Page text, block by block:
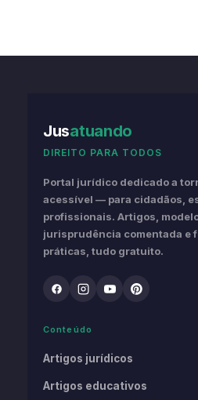
Jusatuando
DIREITO PARA TODOS
Portal jurídico dedicado a
acessível — para cidadãos,
profissionais. Artigos,
jurisprudência comentada e
práticas, tudo gratuito.
Conteúdo
Artigos jurídicos
Artigos educativos